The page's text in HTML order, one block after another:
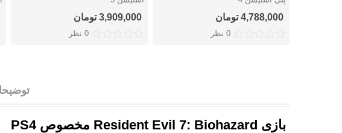
4,788,000 تومان
0 نظر
3,909,000 تومان
0 نظر
بازی Resident Evil 7: Biohazard مخصوص PS4